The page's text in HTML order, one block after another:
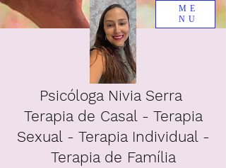
Psicóloga Nivia Serra
Terapia de Casal - Terapia
Sexual - Terapia Individual -
Terapia de Família
ME
NU